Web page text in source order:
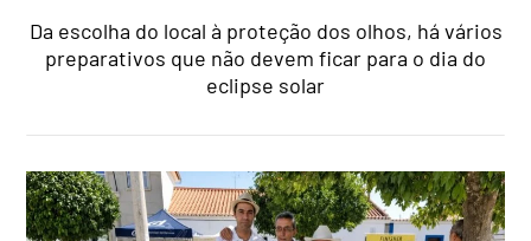
Da escolha do local à proteção dos olhos, há vários
preparativos que não devem ficar para o dia do
eclipse solar